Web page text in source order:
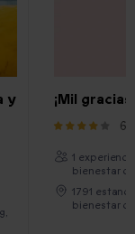
y
¡Mil gracias!
1
bienestar o
1791
bienestar o